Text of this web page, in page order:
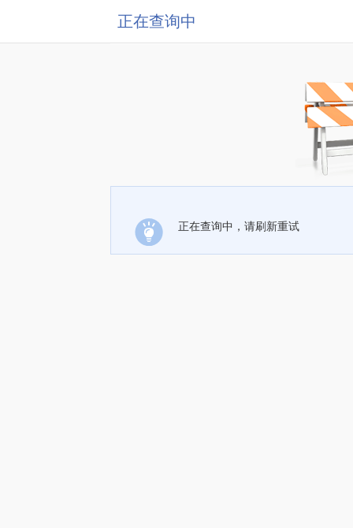
正在查询中
正在查询中，请刷新重试